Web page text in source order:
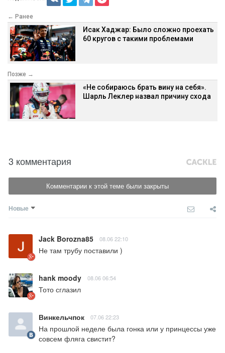
← Ранее
Исак Хаджар: Было сложно проехать
60 кругов с такими проблемами
Позже →
«Не собираюсь брать вину на себя».
Шарль Леклер назвал причину схода
3 комментария
Комментарии к этой теме были закрыты
Новые
Jack Borozna85 08.06 22:10
Не там трубу поставили )
hank moody 08.06 06:54
Тото сглазил
Винкельчпок 07.06 22:23
На прошлой неделе была гонка или у принцессы уже
совсем фляга свистит?